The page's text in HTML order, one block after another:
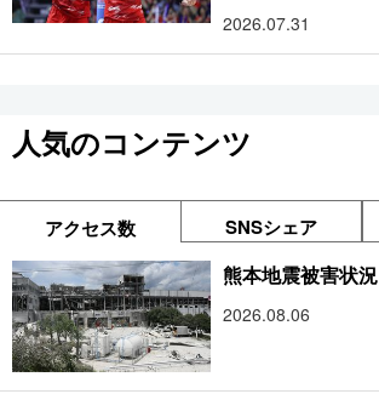
2026.07.31
人気のコンテンツ
アクセス数 SNSシェア
熊本地震被害状況
2026.08.06